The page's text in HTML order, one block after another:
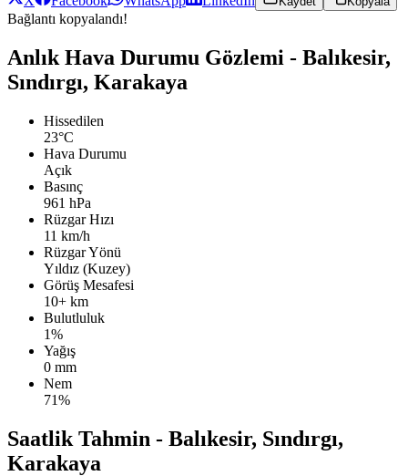
Bağlantı kopyalandı!
Anlık Hava Durumu Gözlemi - Balıkesir,
Sındırgı, Karakaya
Hissedilen
23°C
Hava Durumu
Açık
Basınç
961 hPa
Rüzgar Hızı
11 km/h
Rüzgar Yönü
Yıldız (Kuzey)
Görüş Mesafesi
10+ km
Bulutluluk
1%
Yağış
0 mm
Nem
71%
Saatlik Tahmin - Balıkesir, Sındırgı,
Karakaya